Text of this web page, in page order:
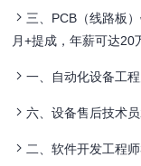
三、PCB（线路板
月+提成，年薪可达20
一、自动化设备工
六、设备售后技术
二、软件开发工程